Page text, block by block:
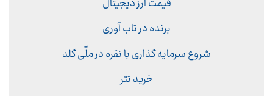
قیمت ارز دیجیتال
برنده در تاب آوری
شروع سرمایه گذاری با نقره در ملّی گلد
خرید تتر